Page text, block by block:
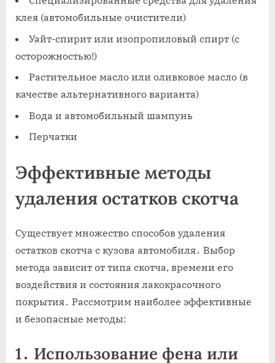
клея (автомобильные очистители)
Уайт-спирит или изопропиловый спирт (с
осторожностью!)
Растительное масло или оливковое масло (в
качестве альтернативного варианта)
Вода и автомобильный шампунь
Перчатки
Эффективные методы
удаления остатков скотча
Существует множество способов удаления
остатков скотча с кузова автомобиля․ Выбор
метода зависит от типа скотча‚ времени его
воздействия и состояния лакокрасочного
покрытия․ Рассмотрим наиболее эффективные
и безопасные методы:
1․ Использование фена или